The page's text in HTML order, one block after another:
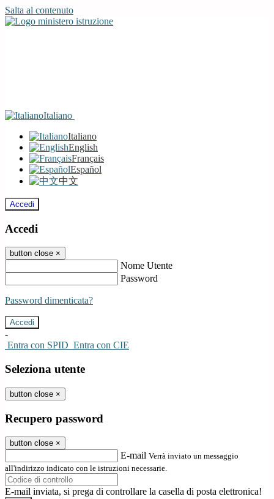
Salta al contenuto
Italiano
Italiano
English
Français
Español
中文
Accedi
Accedi
button close ×
Nome Utente
Password
Password dimenticata?
-
Entra con SPID Entra con CIE
Seleziona utente
button close ×
Recupero password
button close ×
E-mail Verrà inviato un messaggio
all'indirizzo indicato con le istruzioni necessarie.
E-mail inviata, si prega di controllare la casella di posta elettronica!